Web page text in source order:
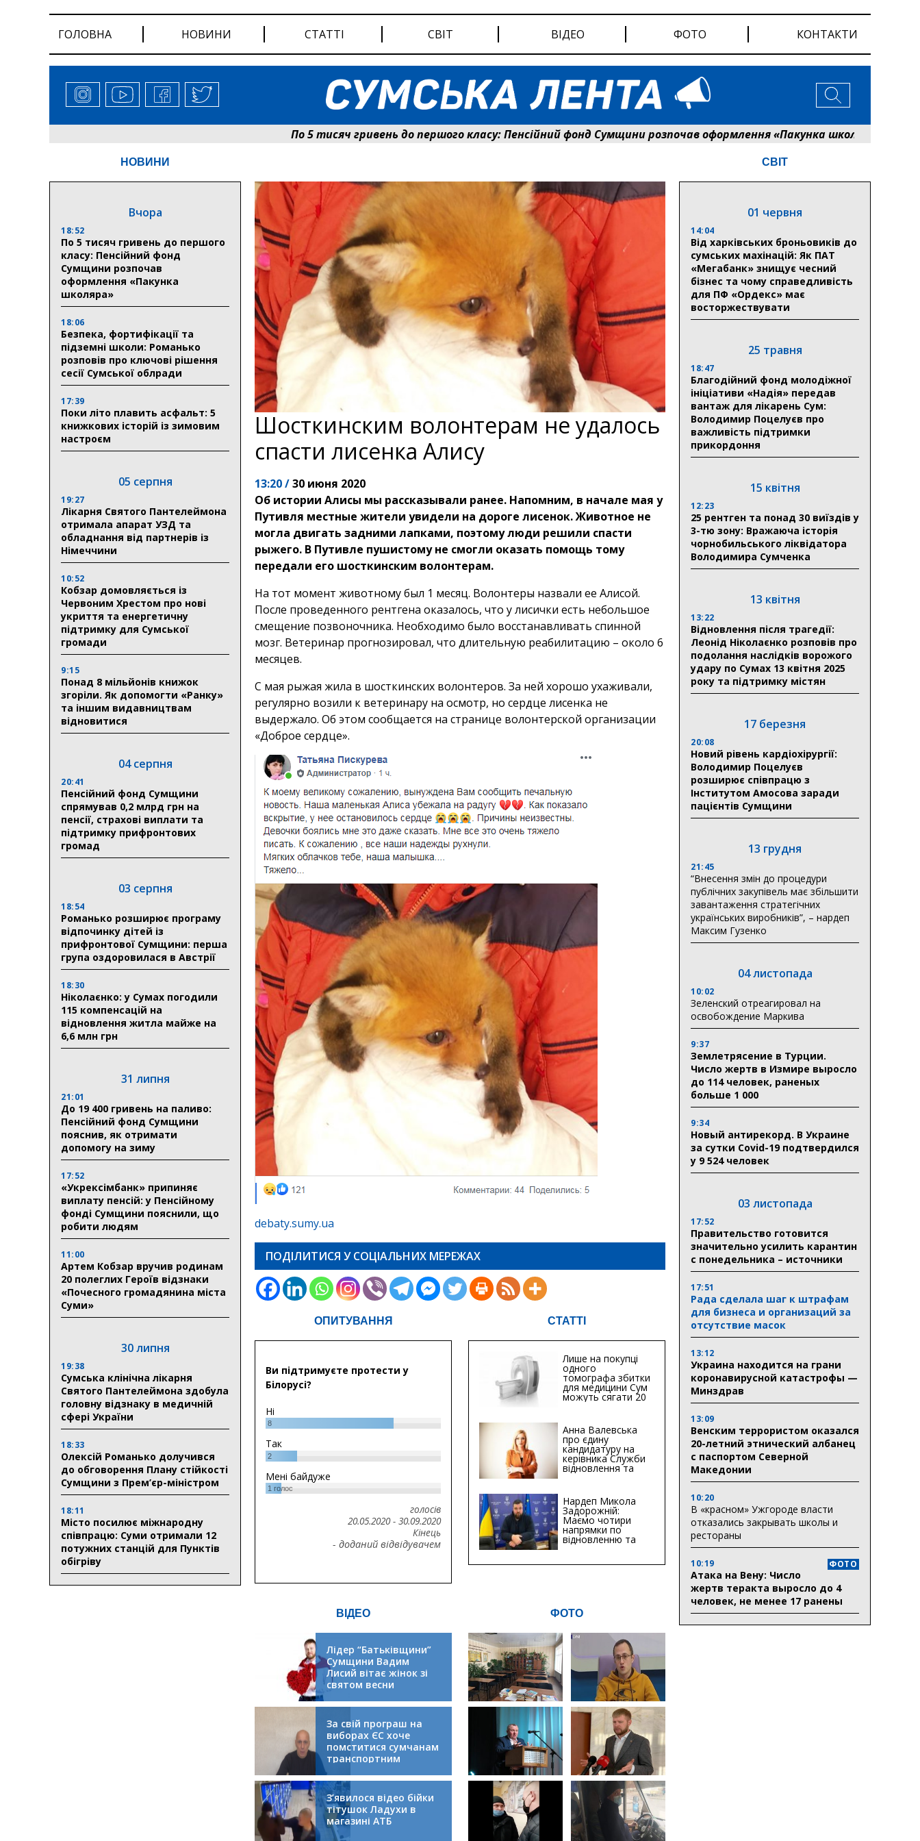
ГОЛОВНА НОВИНИ СТАТТІ СВІТ ВІДЕО ФОТО КОНТАКТИ
По 5 тисяч гривень до першого класу: Пенсійний фонд Сумщини розпочав оформлення «Пакунка школяра»
НОВИНИ
Вчора
18:52
По 5 тисяч гривень до першого
класу: Пенсійний фонд
Сумщини розпочав
оформлення «Пакунка
школяра»
18:06
Безпека, фортифікації та
підземні школи: Романько
розповів про ключові рішення
сесії Сумської облради
17:39
Поки літо плавить асфальт: 5
книжкових історій із зимовим
настроєм
05 серпня
19:27
Лікарня Святого Пантелеймона
отримала апарат УЗД та
обладнання від партнерів із
Німеччини
10:52
Кобзар домовляється із
Червоним Хрестом про нові
укриття та енергетичну
підтримку для Сумської
громади
9:15
Понад 8 мільйонів книжок
згоріли. Як допомогти «Ранку»
та іншим видавництвам
відновитися
04 серпня
20:41
Пенсійний фонд Сумщини
спрямував 0,2 млрд грн на
пенсії, страхові виплати та
підтримку прифронтових
громад
03 серпня
18:54
Романько розширює програму
відпочинку дітей із
прифронтової Сумщини: перша
група оздоровилася в Австрії
18:30
Ніколаєнко: у Сумах погодили
115 компенсацій на
відновлення житла майже на
6,6 млн грн
31 липня
21:01
До 19 400 гривень на паливо:
Пенсійний фонд Сумщини
пояснив, як отримати
допомогу на зиму
17:52
«Укрексімбанк» припиняє
виплату пенсій: у Пенсійному
фонді Сумщини пояснили, що
робити людям
11:00
Артем Кобзар вручив родинам
20 полеглих Героїв відзнаки
«Почесного громадянина міста
Суми»
30 липня
19:38
Сумська клінічна лікарня
Святого Пантелеймона здобула
головну відзнаку в медичній
сфері України
18:33
Олексій Романько долучився
до обговорення Плану стійкості
Сумщини з Прем’єр-міністром
18:11
Місто посилює міжнародну
співпрацю: Суми отримали 12
потужних станцій для Пунктів
обігріву
Шосткинским волонтерам не удалось
спасти лисенка Алису
13:20 /30 июня 2020
Об истории Алисы мы рассказывали ранее. Напомним, в начале мая у
Путивля местные жители увидели на дороге лисенок. Животное не
могла двигать задними лапками, поэтому люди решили спасти
рыжего. В Путивле пушистому не смогли оказать помощь тому
передали его шосткинским волонтерам.
На тот момент животному был 1 месяц. Волонтеры назвали ее Алисой.
После проведенного рентгена оказалось, что у лисички есть небольшое
смещение позвоночника. Необходимо было восстанавливать спинной
мозг. Ветеринар прогнозировал, что длительную реабилитацию – около 6
месяцев.
С мая рыжая жила в шосткинских волонтеров. За ней хорошо ухаживали,
регулярно возили к ветеринару на осмотр, но сердце лисенка не
выдержало. Об этом сообщается на странице волонтерской организации
«Доброе сердце».
debaty.sumy.ua
ПОДІЛИТИСЯ У СОЦІАЛЬНИХ МЕРЕЖАХ
ОПИТУВАННЯ
Ви підтримуєте протести у
Білорусі?
Ні
8
Так
2
Мені байдуже
1голос
голосів
20.05.2020- 30.09.2020
Кінець
- доданий відвідувачем
СТАТТІ
Лише на покупці
одного
томографа збитки
для медицини Сум
можуть сягати 20
мільйонів гривень
Анна Валевська
про єдину
кандидатуру на
керівника Служби
відновлення та
інфраструктури у
Хіба...
Нардеп Микола
Задорожній:
Маємо чотири
напрямки по
відновленню та
будівництву
інфраструктури
ВІДЕО
Лідер “Батьківщини”
Сумщини Вадим
Лисий вітає жінок зі
святом весни
За свій програш на
виборах ЄС хоче
помститися сумчанам
транспортним
колапсом
З’явилося відео бійки
тітушок Ладухи в
магазині АТБ
ФОТО
СВІТ
01 червня
14:04
Від харківських броньовиків до
сумських махінацій: Як ПАТ
«Мегабанк» знищує чесний
бізнес та чому справедливість
для ПФ «Ордекс» має
восторжествувати
25 травня
18:47
Благодійний фонд молодіжної
ініціативи «Надія» передав
вантаж для лікарень Сум:
Володимир Поцелуєв про
важливість підтримки
прикордоння
15 квітня
12:23
25 рентген та понад 30 виїздів у
3-тю зону: Вражаюча історія
чорнобильського ліквідатора
Володимира Сумченка
13 квітня
13:22
Відновлення після трагедії:
Леонід Ніколаєнко розповів про
подолання наслідків ворожого
удару по Сумах 13 квітня 2025
року та підтримку містян
17 березня
20:08
Новий рівень кардіохірургії:
Володимир Поцелуєв
розширює співпрацю з
Інститутом Амосова заради
пацієнтів Сумщини
13 грудня
21:45
“Внесення змін до процедури
публічних закупівель має збільшити
завантаження стратегічних
українських виробників”, – нардеп
Максим Гузенко
04 листопада
10:02
Зеленский отреагировал на
освобождение Маркива
9:37
Землетрясение в Турции.
Число жертв в Измире выросло
до 114 человек, раненых
больше 1 000
9:34
Новый антирекорд. В Украине
за сутки Covid-19 подтвердился
у 9 524 человек
03 листопада
17:52
Правительство готовится
значительно усилить карантин
с понедельника – источники
17:51
Рада сделала шаг к штрафам
для бизнеса и организаций за
отсутствие масок
13:12
Украина находится на грани
коронавирусной катастрофы —
Минздрав
13:09
Венским террористом оказался
20-летний этнический албанец
с паспортом Северной
Македонии
10:20
В «красном» Ужгороде власти
отказались закрывать школы и
рестораны
10:19 ФОТО
Атака на Вену: Число
жертв теракта выросло до 4
человек, не менее 17 ранены